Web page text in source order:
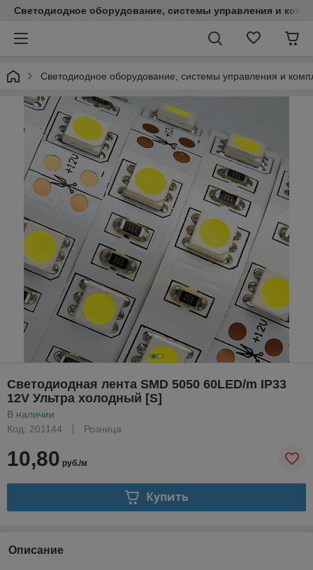
Светодиодное оборудование, системы управления и
Светодиодное оборудование, системы управления и
Светодиодная лента SMD 5050 60LED/m IP33
12V Ультра холодный [S]
В наличии
Код: 201144
Розница
10,80 руб./м
Купить
Описание